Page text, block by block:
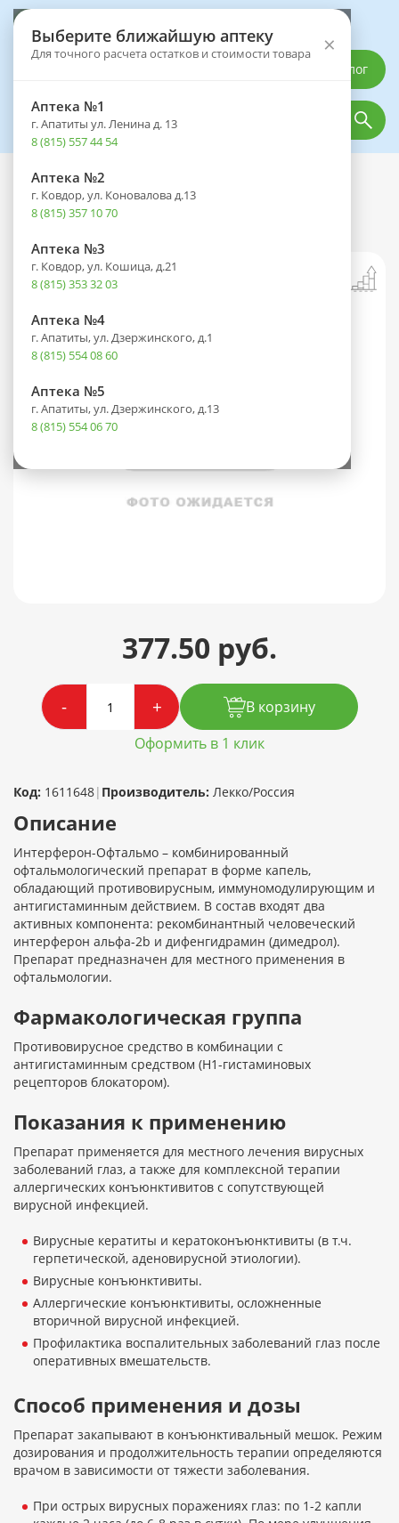
Выберите ближайшую аптеку
Для точного расчета остатков и стоимости товара ×
Аптека №1
г. Апатиты ул. Ленина д. 13
8 (815) 557 44 54
Аптека №2
г. Ковдор, ул. Коновалова д.13
8 (815) 357 10 70
Аптека №3
г. Ковдор, ул. Кошица, д.21
8 (815) 353 32 03
Аптека №4
г. Апатиты, ул. Дзержинского, д.1
8 (815) 554 08 60
Аптека №5
г. Апатиты, ул. Дзержинского, д.13
8 (815) 554 06 70
Каталог
Каталог Оптика
Интерферон-Офтальмо фл.(капли
глазн.) 10000МЕ/мл+1мг/мл 15мл
377.50 руб.
- +
В корзину
Оформить в 1 клик
Код: 1611648| Производитель: Лекко/Россия
Описание
Интерферон-Офтальмо – комбинированный
офтальмологический препарат в форме капель,
обладающий противовирусным, иммуномодулирующим и
антигистаминным действием. В состав входят два
активных компонента: рекомбинантный человеческий
интерферон альфа-2b и дифенгидрамин (димедрол).
Препарат предназначен для местного применения в
офтальмологии.
Фармакологическая группа
Противовирусное средство в комбинации с
антигистаминным средством (H1-гистаминовых
рецепторов блокатором).
Показания к применению
Препарат применяется для местного лечения вирусных
заболеваний глаз, а также для комплексной терапии
аллергических конъюнктивитов с сопутствующей
вирусной инфекцией.
Вирусные кератиты и кератоконъюнктивиты (в т.ч.
герпетической, аденовирусной этиологии).
Вирусные конъюнктивиты.
Аллергические конъюнктивиты, осложненные
вторичной вирусной инфекцией.
Профилактика воспалительных заболеваний глаз после
оперативных вмешательств.
Способ применения и дозы
Препарат закапывают в конъюнктивальный мешок. Режим
дозирования и продолжительность терапии определяются
врачом в зависимости от тяжести заболевания.
При острых вирусных поражениях глаз: по 1-2 капли